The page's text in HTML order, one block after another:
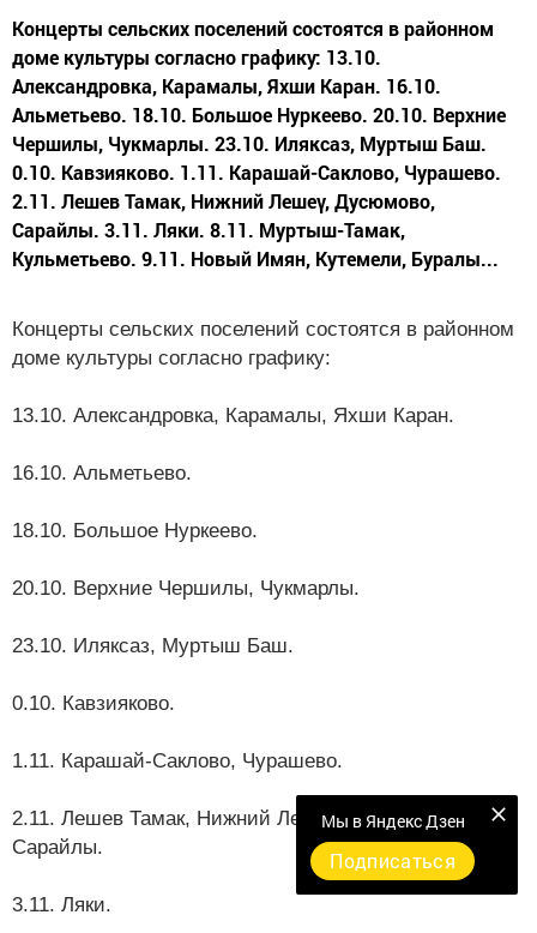
Концерты сельских поселений состоятся в районном
доме культуры согласно графику: 13.10.
Александровка, Карамалы, Яхши Каран. 16.10.
Альметьево. 18.10. Большое Нуркеево. 20.10. Верхние
Чершилы, Чукмарлы. 23.10. Иляксаз, Муртыш Баш.
0.10. Кавзияково. 1.11. Карашай-Саклово, Чурашево.
2.11. Лешев Тамак, Нижний Лешеү, Дусюмово,
Сарайлы. 3.11. Ляки. 8.11. Муртыш-Тамак,
Кульметьево. 9.11. Новый Имян, Кутемели, Буралы...
Концерты сельских поселений состоятся в районном
доме культуры согласно графику:
13.10. Александровка, Карамалы, Яхши Каран.
16.10. Альметьево.
18.10. Большое Нуркеево.
20.10. Верхние Чершилы, Чукмарлы.
23.10. Иляксаз, Муртыш Баш.
0.10. Кавзияково.
1.11. Карашай-Саклово, Чурашево.
2.11. Лешев Тамак, Нижний Лешеү, Дусюмово,
Сарайлы.
3.11. Ляки.
Мы в Яндекс Дзен
Подписаться